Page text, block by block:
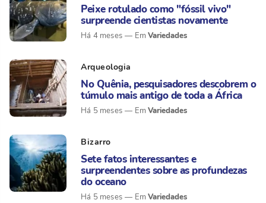
Peixe rotulado como "fóssil vivo"
surpreende cientistas novamente
Há 4 meses Variedades
Arqueologia
No Quênia, pesquisadores descobrem o
túmulo mais antigo de toda a África
Há 5 meses Variedades
Bizarro
Sete fatos interessantes e
surpreendentes sobre as profundezas
do oceano
Há 5 meses Variedades